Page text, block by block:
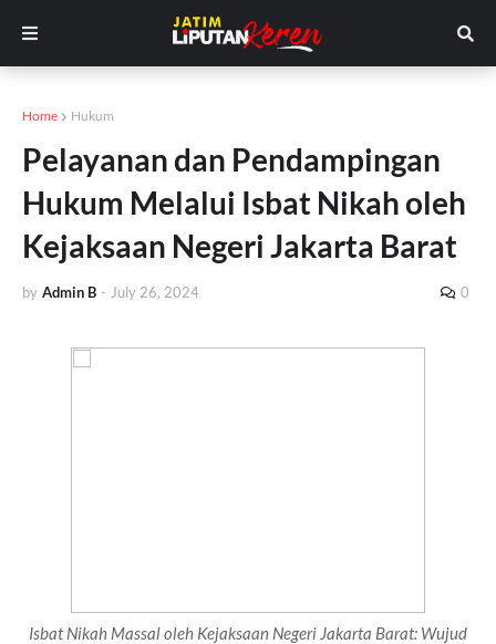
Home Hukum
Pelayanan dan Pendampingan
Hukum Melalui Isbat Nikah oleh
Kejaksaan Negeri Jakarta Barat
by Admin B - July 26, 2024 0
Isbat Nikah Massal oleh Kejaksaan Negeri Jakarta Barat: Wujud